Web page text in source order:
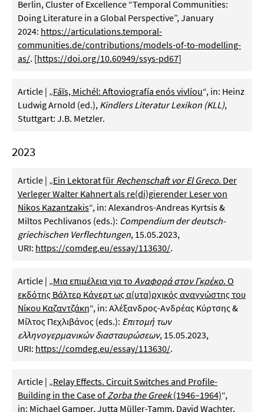
Berlin, Cluster of Excellence “Temporal Communities:
Doing Literature in a Global Perspective”, January
2024: https://articulations.temporal-
communities.de/contributions/models-of-to-modelling-
as/. [https://doi.org/10.60949/ssys-pd67]
Article | „Fáïs, Michél: Aftoviografía enós vivlíou“, in: Heinz
Ludwig Arnold (ed.), Kindlers Literatur Lexikon (KLL),
Stuttgart: J.B. Metzler.
2023
Article | „Ein Lektorat für Rechenschaft vor El Greco. Der
Verleger Walter Kahnert als re(di)gierender Leser von
Nikos Kazantzakis“, in: Alexandros-Andreas Kyrtsis &
Miltos Pechlivanos (eds.): Compendium der deutsch-
griechischen Verflechtungen, 15.05.2023,
URI: https://comdeg.eu/essay/113630/.
Article | „Μια επιμέλεια για το Αναφορά στον Γκρέκο. Ο
εκδότης Βάλτερ Κάνερτ ως α(υτα)ρχικός αναγνώστης του
Νίκου Καζαντζάκη“, in: Αλέξανδρος-Ανδρέας Κύρτσης &
Μίλτος Πεχλιβάνος (eds.): Επιτομή των
ελληνογερμανικών διασταυρώσεων, 15.05.2023,
URI: https://comdeg.eu/essay/113630/.
Article | „Relay Effects. Circuit Switches and Profile-
Building in the Case ofZorba the Greek(1946–1964)“,
in: Michael Gamper, Jutta Müller-Tamm, David Wachter,